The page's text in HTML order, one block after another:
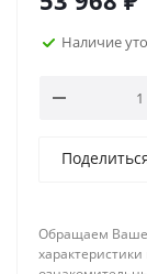
Наличие
Обращаем Ваше